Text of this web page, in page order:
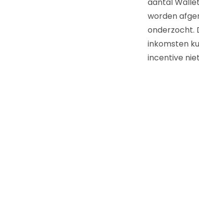
worden
onderzocht.
inkomsten
incentive